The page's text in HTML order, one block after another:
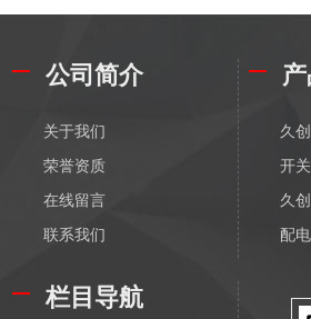
公司简介
关于我们
荣誉资质
在线留言
联系我们
久
开
久
栏目导航